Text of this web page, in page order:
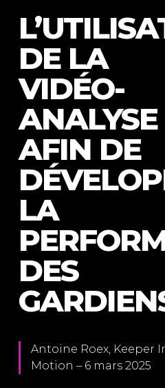
DE LA
VIDÉO-
ANALYSE
AFIN DE
LA
DES
Antoine Roex, Keeper
Motion – 6 mars 2025